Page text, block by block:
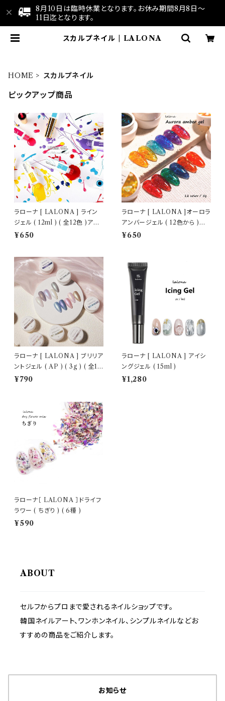
8月10日は臨時休業となります。お休み期間8月8日～
11日迄となります。
スカルプネイル | LALONA
HOME スカルプネイル
ピックアップ商品
ラローナ [ LALONA ] ライン
ジェル ( 12ml ) ( 全12色 )アー
トジェル/細ブラシ
¥650
ラローナ [ LALONA ]オーロラ
アンバージェル ( 12色から )ジ
ェルネイル/セルフネイル/ネイル
¥650
ラローナ [ LALONA ] ブリリア
ントジェル ( AP ) ( 3g ) ( 全10
色 )
¥790
ラローナ [ LALONA ] アイシ
ングジェル ( 15ml )
¥1,280
ラローナ［ LALONA ］ドライフ
ラワー ( ちぎり ) ( 6種 )
¥590
ABOUT
セルフからプロまで愛されるネイルショップです。
韓国ネイルアート、ワンホンネイル、シンプルネイルなどお
すすめの商品をご紹介します。
お知らせ